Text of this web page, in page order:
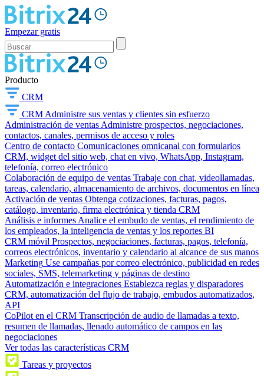
Empezar gratis
Producto
CRM
CRM Administre sus ventas y clientes sin esfuerzo
Administración de ventas Administre prospectos, negociaciones,
contactos, canales, permisos de acceso y roles
Centro de contacto Comunicaciones omnicanal con formularios
CRM, widget del sitio web, chat en vivo, WhatsApp, Instagram,
telefonía, correo electrónico
Colaboración de equipo de ventas Trabaje con chat, videollamadas,
tareas, calendario, almacenamiento de archivos, documentos en línea
Activación de ventas Obtenga cotizaciones, facturas, pagos,
catálogo, inventario, firma electrónica y tienda CRM
Análisis e informes Analice el embudo de ventas, el rendimiento de
los empleados, la inteligencia de ventas y los reportes BI
CRM móvil Prospectos, negociaciones, facturas, pagos, telefonía,
correos electrónicos, inventario y calendario al alcance de sus manos
Marketing Use campañas por correo electrónico, publicidad en redes
sociales, SMS, telemarketing y páginas de destino
Automatización e integraciones Establezca reglas y disparadores
CRM, automatización del flujo de trabajo, embudos automatizados,
API
CoPilot en el CRM Transcripción de audio de llamadas a texto,
resumen de llamadas, llenado automático de campos en las
negociaciones
Ver todas las características CRM
Tareas y proyectos